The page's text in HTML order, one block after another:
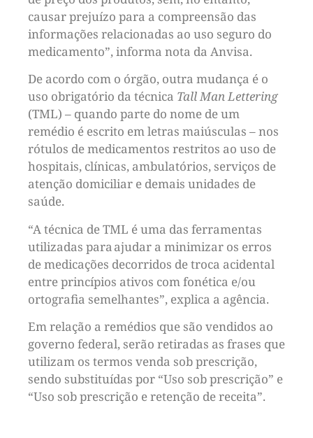
causar prejuízo para a compreensão das
informações relacionadas ao uso seguro do
medicamento”, informa nota da Anvisa.
De acordo com o órgão, outra mudança é o
uso obrigatório da técnica Tall Man Lettering
(TML) – quando parte do nome de um
remédio é escrito em letras maiúsculas – nos
rótulos de medicamentos restritos ao uso de
hospitais, clínicas, ambulatórios, serviços de
atenção domiciliar e demais unidades de
saúde.
“A técnica de TML é uma das ferramentas
utilizadas para ajudar a minimizar os erros
de medicações decorridos de troca acidental
entre princípios ativos com fonética e/ou
ortografia semelhantes”, explica a agência.
Em relação a remédios que são vendidos ao
governo federal, serão retiradas as frases que
utilizam os termos venda sob prescrição,
sendo substituídas por “Uso sob prescrição” e
“Uso sob prescrição e retenção de receita”.